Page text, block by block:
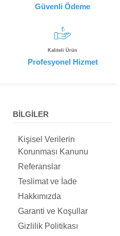
Güvenli Ödeme
Kaliteli Ürün
Profesyonel Hizmet
BİLGİLER
Kişisel Verilerin
Korunması Kanunu
Referanslar
Teslimat ve İade
Hakkımızda
Garanti ve Koşullar
Gizlilik Politikası